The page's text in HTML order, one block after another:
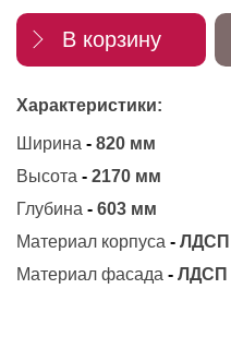
В корзину
Характеристики:
Ширина - 820 мм
Высота - 2170 мм
Глубина - 603 мм
Материал корпуса - ЛДСП
Материал фасада - ЛДСП